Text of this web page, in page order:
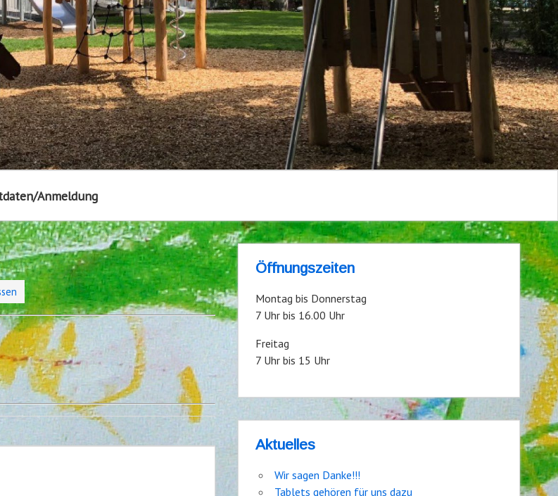
Anmeldung
Öffnungszeiten
Montag bis Donnerstag
7 Uhr bis 16.00 Uhr
Freitag
7 Uhr bis 15 Uhr
Aktuelles
Wir sagen Danke!!!
Tablets gehören für uns dazu